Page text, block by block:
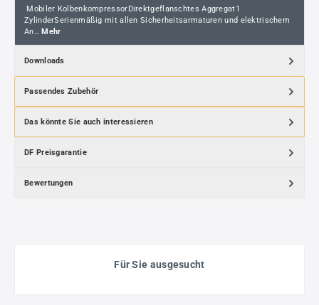
Mobiler KolbenkompressorDirektgeflanschtes Aggregat1
ZylinderSerienmäßig mit allen Sicherheitsarmaturen und elektrischem
An… Mehr
Downloads
Passendes Zubehör
Das könnte Sie auch interessieren
DF Preisgarantie
Bewertungen
Für Sie ausgesucht